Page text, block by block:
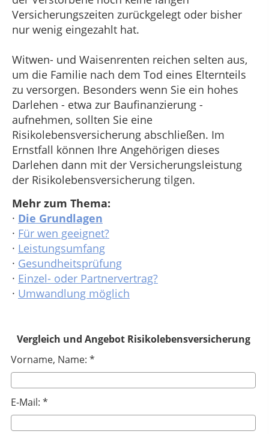
Versicherungszeiten zurückgelegt oder bisher
nur wenig eingezahlt hat.
Witwen- und Waisenrenten reichen selten aus,
um die Familie nach dem Tod eines Elternteils
zu versorgen. Besonders wenn Sie ein hohes
Darlehen - etwa zur Baufinanzierung -
aufnehmen, sollten Sie eine
Risikolebensversicherung abschließen. Im
Ernstfall können Ihre Angehörigen dieses
Darlehen dann mit der Versicherungsleistung
der Risikolebensversicherung tilgen.
Mehr zum Thema:
· Die Grundlagen
· Für wen geeignet?
· Leistungsumfang
· Gesundheitsprüfung
· Einzel- oder Partnervertrag?
· Umwandlung möglich
Vergleich und Angebot Risikolebensversicherung
Vorname, Name: *
E-Mail: *